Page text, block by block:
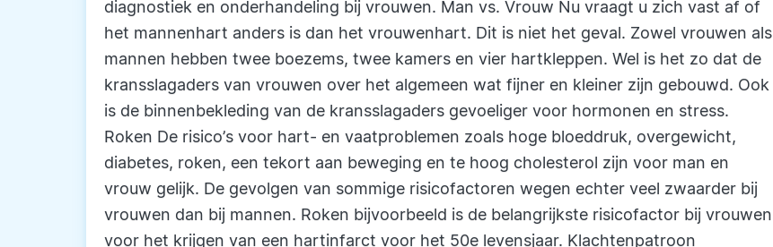
diagnostiek en onderhandeling bij vrouwen. Man vs. Vrouw Nu vraagt u zich vast af of
het mannenhart anders is dan het vrouwenhart. Dit is niet het geval. Zowel vrouwen als
mannen hebben twee boezems, twee kamers en vier hartkleppen. Wel is het zo dat de
kransslagaders van vrouwen over het algemeen wat fijner en kleiner zijn gebouwd. Ook
is de binnenbekleding van de kransslagaders gevoeliger voor hormonen en stress.
Roken De risico’s voor hart- en vaatproblemen zoals hoge bloeddruk, overgewicht,
diabetes, roken, een tekort aan beweging en te hoog cholesterol zijn voor man en
vrouw gelijk. De gevolgen van sommige risicofactoren wegen echter veel zwaarder bij
vrouwen dan bij mannen. Roken bijvoorbeeld is de belangrijkste risicofactor bij vrouwen
voor het krijgen van een hartinfarct voor het 50e levensjaar. Klachtenpatroon